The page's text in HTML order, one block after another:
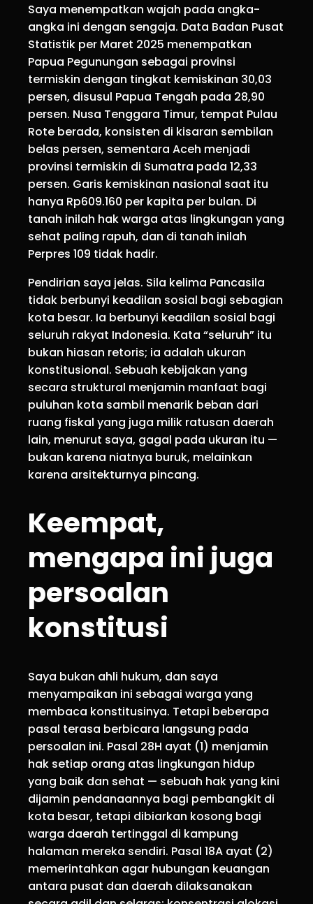
Saya menempatkan wajah pada angka-
angka ini dengan sengaja. Data Badan Pusat
Statistik per Maret 2025 menempatkan
Papua Pegunungan sebagai provinsi
termiskin dengan tingkat kemiskinan 30,03
persen, disusul Papua Tengah pada 28,90
persen. Nusa Tenggara Timur, tempat Pulau
Rote berada, konsisten di kisaran sembilan
belas persen, sementara Aceh menjadi
provinsi termiskin di Sumatra pada 12,33
persen. Garis kemiskinan nasional saat itu
hanya Rp609.160 per kapita per bulan. Di
tanah inilah hak warga atas lingkungan yang
sehat paling rapuh, dan di tanah inilah
Perpres 109 tidak hadir.
Pendirian saya jelas. Sila kelima Pancasila
tidak berbunyi keadilan sosial bagi sebagian
kota besar. Ia berbunyi keadilan sosial bagi
seluruh rakyat Indonesia. Kata “seluruh” itu
bukan hiasan retoris; ia adalah ukuran
konstitusional. Sebuah kebijakan yang
secara struktural menjamin manfaat bagi
puluhan kota sambil menarik beban dari
ruang fiskal yang juga milik ratusan daerah
lain, menurut saya, gagal pada ukuran itu —
bukan karena niatnya buruk, melainkan
karena arsitekturnya pincang.
Keempat,
mengapa ini juga
persoalan
konstitusi
Saya bukan ahli hukum, dan saya
menyampaikan ini sebagai warga yang
membaca konstitusinya. Tetapi beberapa
pasal terasa berbicara langsung pada
persoalan ini. Pasal 28H ayat (1) menjamin
hak setiap orang atas lingkungan hidup
yang baik dan sehat — sebuah hak yang kini
dijamin pendanaannya bagi pembangkit di
kota besar, tetapi dibiarkan kosong bagi
warga daerah tertinggal di kampung
halaman mereka sendiri. Pasal 18A ayat (2)
memerintahkan agar hubungan keuangan
antara pusat dan daerah dilaksanakan